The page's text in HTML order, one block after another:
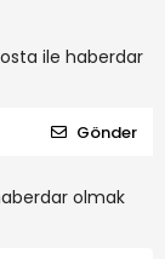
ile haberdar
Gönder
olmak